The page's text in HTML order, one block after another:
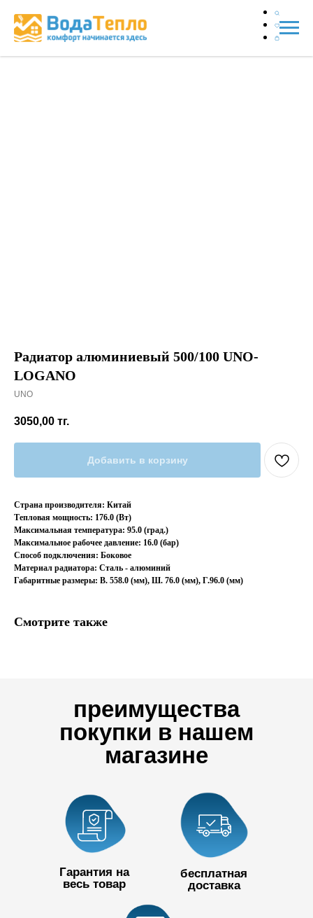
Радиатор алюминиевый 500/100 UNO-
LOGANO
UNO
3050,00 тг.
Добавить в корзину
Страна производителя: Китай
Тепловая мощность: 176.0 (Вт)
Максимальная температура: 95.0 (град.)
Максимальное рабочее давление: 16.0 (бар)
Способ подключения: Боковое
Материал радиатора: Сталь - алюминий
Габаритные размеры: В. 558.0 (мм), Ш. 76.0 (мм), Г.96.0 (мм)
Смотрите также
преимущества
покупки в нашем
магазине
Гарантия на
весь товар
бесплатная
доставка
+7 727 390